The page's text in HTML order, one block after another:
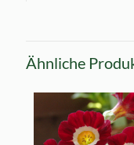
Ähnliche